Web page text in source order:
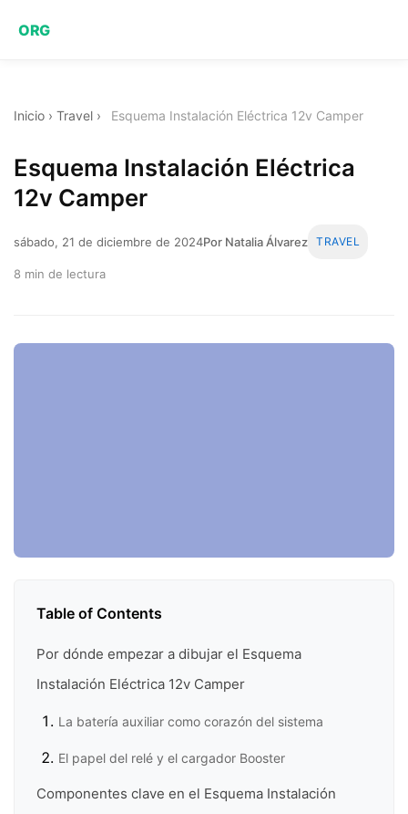
ORG
Inicio › Travel › Esquema Instalación Eléctrica 12v Camper
Esquema Instalación Eléctrica
12v Camper
sábado, 21 de diciembre de 2024Por Natalia Álvarez TRAVEL
8 min de lectura
Table of Contents
Por dónde empezar a dibujar el Esquema
Instalación Eléctrica 12v Camper
La batería auxiliar como corazón del sistema
El papel del relé y el cargador Booster
Componentes clave en el Esquema Instalación